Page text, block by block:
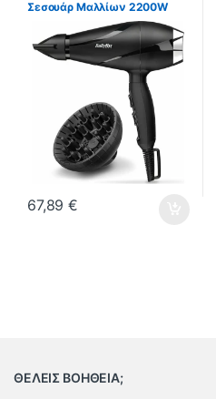
Σεσουάρ Μαλλίων 2200W
67,89€
ΘΕΛΕΙΣ ΒΟΗΘΕΙΑ;